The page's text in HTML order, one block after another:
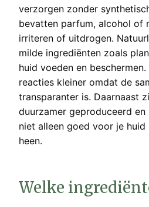
verzorgen zonder
bevatten parfum, alcohol of
irriteren of uitdrogen.
milde ingrediënten zoals
huid voeden en
reacties kleiner omdat de
transparanter is. Daarnaast
duurzamer geproduceerd
niet alleen goed voor je
heen.
Welke